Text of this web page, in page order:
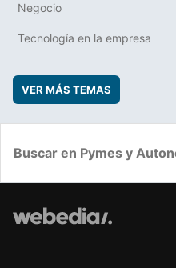
Negocio
Tecnología en la empresa
VER MÁS TEMAS